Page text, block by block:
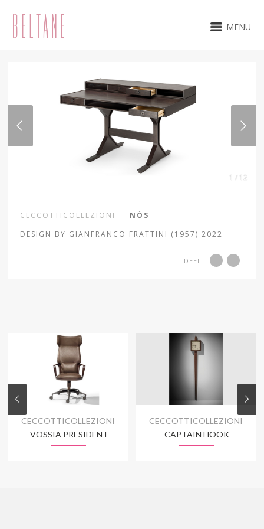
MENU
1 / 12
CECCOTTICOLLEZIONI
NÒS
DESIGN BY GIANFRANCO FRATTINI (1957) 2022
DEEL
CECCOTTICOLLEZIONI
VOSSIA PRESIDENT
CECCOTTICOLLEZIONI
CAPTAIN HOOK